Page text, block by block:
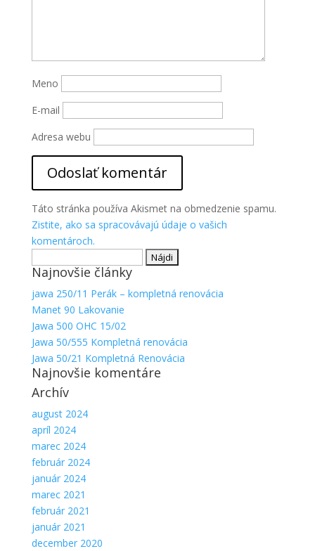
Meno
E-mail
Adresa webu
Táto stránka používa Akismet na obmedzenie spamu.
Zistite, ako sa spracovávajú údaje o vašich
komentároch.
Najnovšie články
jawa 250/11 Perák – kompletná renovácia
Manet 90 Lakovanie
Jawa 500 OHC 15/02
Jawa 50/555 Kompletná renovácia
Jawa 50/21 Kompletná Renovácia
Najnovšie komentáre
Archív
august 2024
apríl 2024
marec 2024
február 2024
január 2024
marec 2021
február 2021
január 2021
december 2020
fungovanie
stránky.
Štatistiky
zlepšiť
funkčnosť
štruktúru
webovej
stránky na
spôsobu
používania
webovej
stránky.